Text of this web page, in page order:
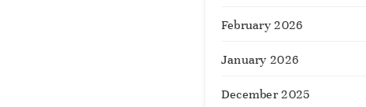
February 2026
January 2026
December 2025